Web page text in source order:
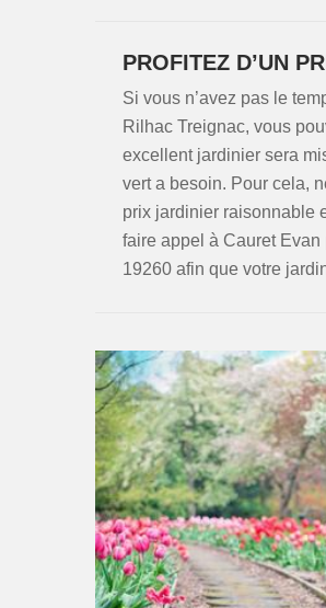
PROFITEZ D’UN
Si vous n’avez pas le
Rilhac Treignac, vous
excellent jardinier sera
vert a besoin. Pour cela,
prix jardinier raisonnable
faire appel à Cauret Evan
19260 afin que votre